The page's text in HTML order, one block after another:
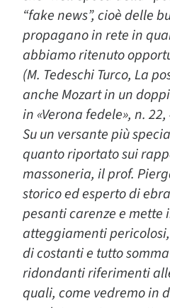
“fake news”, cioè delle
propagano in rete in
abbiamo ritenuto
(M. Tedeschi Turco, La
anche Mozart in un
in «Verona fedele», n.
Su un versante più
quanto riportato sui
massoneria, il prof.
storico ed esperto di
pesanti carenze e
atteggiamenti
di costanti e tutto
ridondanti riferimenti
quali, come vedremo in